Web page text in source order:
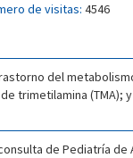
de visitas: 4546
del
trimetilamina (TMA);
de Pediatría